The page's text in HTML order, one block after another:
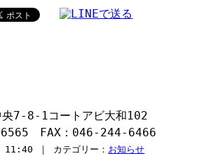
央7-8-1コートアビ大和102
FAX：046-244-6466
｜ カテゴリー： お知らせ